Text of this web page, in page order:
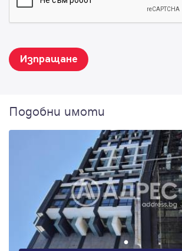
Изпращане
Подобни имоти